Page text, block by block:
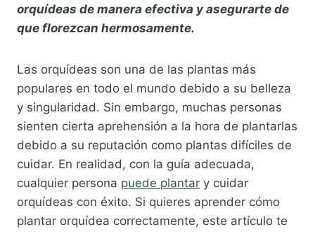
orquídeas de manera efectiva y asegurarte de
que florezcan hermosamente.
Las orquídeas son una de las plantas más
populares en todo el mundo debido a su belleza
y singularidad. Sin embargo, muchas personas
sienten cierta aprehensión a la hora de plantarlas
debido a su reputación como plantas difíciles de
cuidar. En realidad, con la guía adecuada,
cualquier persona puede plantar y cuidar
orquídeas con éxito. Si quieres aprender cómo
plantar orquídea correctamente, este artículo te